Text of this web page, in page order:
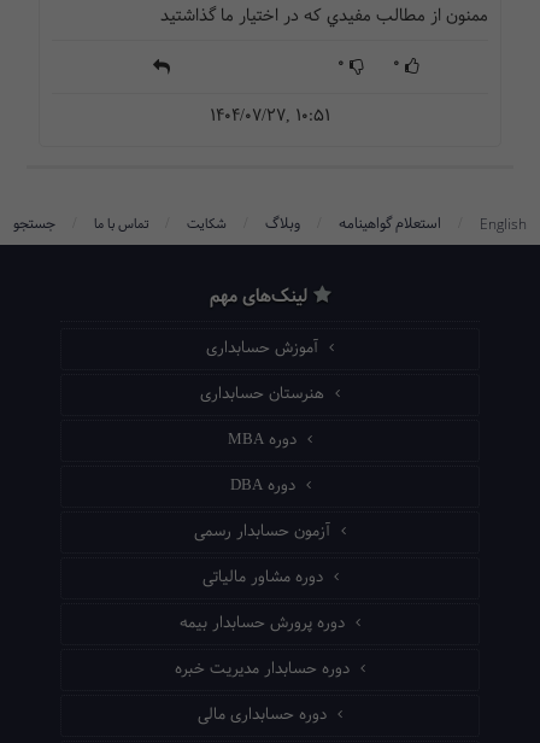
ممنون از مطالب مفيدي که در اختيار ما گذاشتيد
0
0
1404/07/27, 10:51
English استعلام گواهینامه وبلاگ شکایت تماس با ما جستجو
لینک‌های مهم
آموزش حسابداری
هنرستان حسابداری
دوره MBA
دوره DBA
آزمون حسابدار رسمی
دوره مشاور مالیاتی
دوره پرورش حسابدار بیمه
دوره حسابدار مدیریت خبره
دوره حسابداری مالی